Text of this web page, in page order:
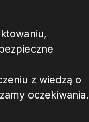
z wiedzą o
oczekiwania.